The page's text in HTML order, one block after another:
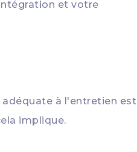
et votre
adéquate à l'entretien est
implique.